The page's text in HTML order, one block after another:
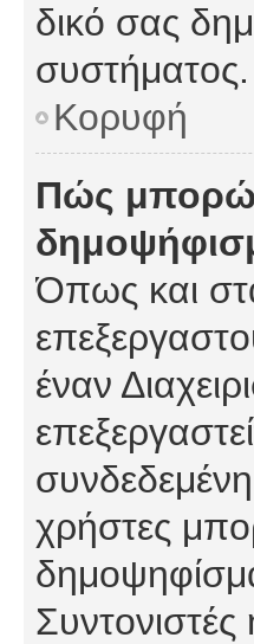
δικό σας
συστήματος.
Κορυφή
Πώς μπορώ
Όπως και
έναν
χρήστες